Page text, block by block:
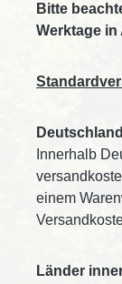
Bitte
Werktage
Deutschland
Innerhalb
einem
Länder